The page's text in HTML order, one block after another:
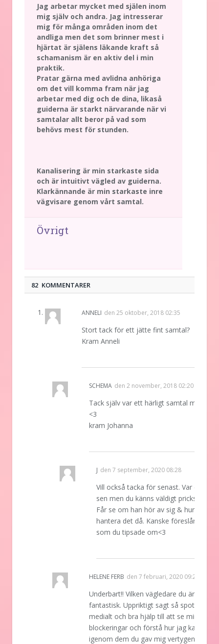
Jag arbetar mycket med själen inom
mig själv och andra. Jag intresserar
mig för många områden inom det
andliga men det som brinner mest i
hjärtat är själens läkande kraft så
schamanism är en aktiv del i min
praktik.
Pratar gärna med avlidna anhöriga
om det vill komma fram när jag
arbetar med dig och de dina, likaså
guiderna är starkt närvarande när vi
samtalar allt beror på vad som
behövs mest för stunden.
Kanalisering är min starkaste sida
och är intuitivt vägled av guiderna.
Klarkännande är min starkaste inre
vägvisare genom vårt samtal.
Övrigt
82 KOMMENTARER
ANNELI den 25 oktober, 2018 02:35
Stort tack för ett jätte fint samtal?
Kram Anneli
SCHEMA den 2 november, 2018 02:20
Tack själv var ett härligt samtal med dig
<3
kram Johanna
J den 7 september, 2020 08:28
Vill också tacka för senast. Var en
sen men du känns väldigt pricksäker.
Får se om han hör av sig & hur jag ska
hantera det då. Kanske föreslår terapi
som du tipsade om<3
HELENE FERB den 7 februari, 2020 09:27
Underbart!! Vilken vägledare du är,
fantastisk. Uppriktigt sagt så spot on
medialt och bra hjälp till att se mina egna
blockeringar och förstå hur jag kan ta
igenom dem du gav mig vertygen. Så